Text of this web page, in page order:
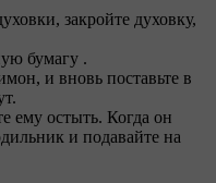
закройте духовку,
бумагу .
и вновь поставьте в
ему остыть. Когда он
и подавайте на